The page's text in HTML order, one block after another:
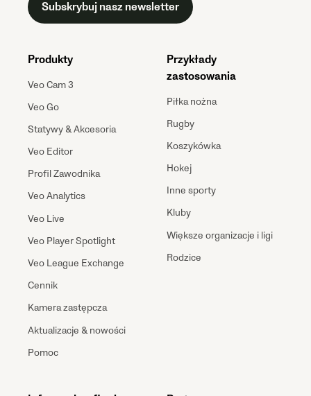
Subskrybuj nasz newsletter
Produkty
Veo Cam 3
Veo Go
Statywy & Akcesoria
Veo Editor
Profil Zawodnika
Veo Analytics
Veo Live
Veo Player Spotlight
Veo League Exchange
Cennik
Kamera zastępcza
Aktualizacje & nowości
Pomoc
Przykłady
zastosowania
Piłka nożna
Rugby
Koszykówka
Hokej
Inne sporty
Kluby
Większe organizacje i ligi
Rodzice